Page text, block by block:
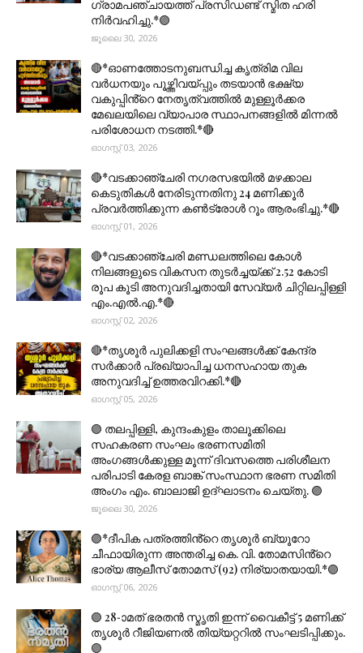
ഗ്രാമപഞ്ചായത്ത് പ്രസിഡണ്ട് സ്മിത ഹരി
നിർവഹിച്ചു.*🟣
ജൂലൈ 30, 2026
🔴*ഓണത്തോടനുബന്ധിച്ച കൃത്രിമ വില
വർധനയും പൂഴ്ത്തിവയ്പ്പും തടയാൻ ഭക്ഷ്യ
വകുപ്പിൻ്റെ നേതൃത്വത്തിൽ മുള്ളൂർക്കര
മേഖലയിലെ വ്യാപാര സ്ഥാപനങ്ങളിൽ മിന്നൽ
പരിശോധന നടത്തി.*🔴
ഓഗസ്റ്റ് 03, 2026
🔴*വടക്കാഞ്ചേരി നഗരസഭയിൽ മഴക്കാല
കെടുതികൾ നേരിടുന്നതിനു 24 മണിക്കൂർ
പ്രവർത്തിക്കുന്ന കൺട്രോൾ റൂം ആരംഭിച്ചു.*🔴
ഓഗസ്റ്റ് 01, 2026
🔴*വടക്കാഞ്ചേരി മണ്ഡലത്തിലെ കോൾ
നിലങ്ങളുടെ വികസന തുടർച്ചയ്ക്ക് 2.52 കോടി
രൂപ കൂടി അനുവദിച്ചതായി സേവ്യർ ചിറ്റിലപ്പിള്ളി
എം.എൽ.എ.*🔴
ഓഗസ്റ്റ് 02, 2026
🔴*തൃശൂര്‍ പുലിക്കളി സംഘങ്ങള്‍ക്ക് കേന്ദ്ര
സര്‍ക്കാര്‍ പ്രഖ്യാപിച്ച ധനസഹായ തുക
അനുവദിച്ച് ഉത്തരവിറക്കി.*🔴
ഓഗസ്റ്റ് 05, 2026
🟣 തലപ്പിള്ളി, കുന്ദംകുളം താലൂക്കിലെ
സഹകരണ സംഘം ഭരണസമിതി
അംഗങ്ങൾക്കുള്ള മൂന്ന് ദിവസത്തെ പരിശീലന
പരിപാടി കേരള ബാങ്ക് സംസ്ഥാന ഭരണ സമിതി
അംഗം എം. ബാലാജി ഉദ്ഘാടനം ചെയ്തു. 🟣
ജൂലൈ 30, 2026
🟣*ദീപിക പത്രത്തിൻ്റെ തൃശൂർ ബ്യൂറോ
ചീഫായിരുന്ന അന്തരിച്ച കെ. വി. തോമസിൻ്റെ
ഭാര്യ ആലീസ് തോമസ് (92) നിര്യാതയായി.*🟣
ഓഗസ്റ്റ് 06, 2026
🟣 28-ാമത് ഭരതൻ സ്മൃതി ഇന്ന് വൈകീട്ട് 5 മണിക്ക്
തൃശൂർ റീജിയണൽ തിയ്യറ്ററിൽ സംഘടിപ്പിക്കും.
🟣